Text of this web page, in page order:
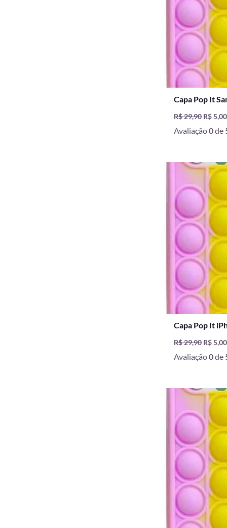
Capa Pop It
R$29,90 R$5,00
Avaliação0de
Capa Pop It
R$29,90
O
preço
original
era:
R$
R$5,00
Avaliação0de
O
preço
original
era:
R$